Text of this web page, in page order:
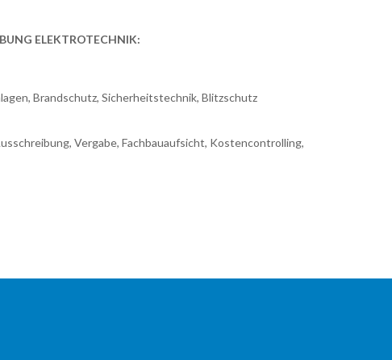
ELEKTROTECHNIK:
Brandschutz, Sicherheitstechnik, Blitzschutz
Vergabe, Fachbauaufsicht, Kostencontrolling,